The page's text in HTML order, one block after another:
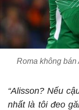
Roma không
“Alisson? Nếu
nhất là tôi đeo